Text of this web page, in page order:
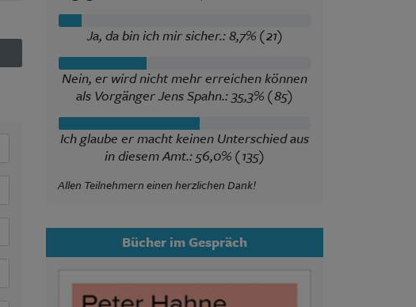
Ja, da bin ich mir sicher.: 8,7% (21)
Nein, er wird nicht mehr erreichen können
als Vorgänger Jens Spahn.: 35,3% (85)
Ich glaube er macht keinen Unterschied aus
in diesem Amt.: 56,0% (135)
Allen Teilnehmern einen herzlichen Dank!
Bücher im Gespräch